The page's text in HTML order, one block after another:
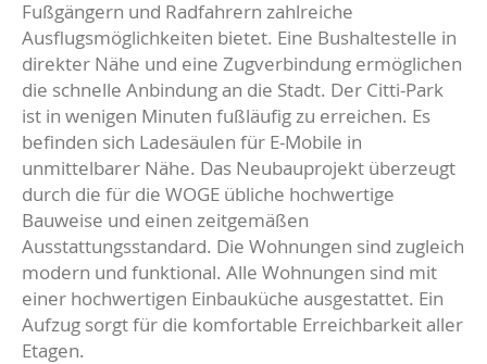
Fußgängern und Radfahrern zahlreiche
Ausflugsmöglichkeiten bietet. Eine Bushaltestelle in
direkter Nähe und eine Zugverbindung ermöglichen
die schnelle Anbindung an die Stadt. Der Citti-Park
ist in wenigen Minuten fußläufig zu erreichen. Es
befinden sich Ladesäulen für E-Mobile in
unmittelbarer Nähe. Das Neubauprojekt überzeugt
durch die für die WOGE übliche hochwertige
Bauweise und einen zeitgemäßen
Ausstattungsstandard. Die Wohnungen sind zugleich
modern und funktional. Alle Wohnungen sind mit
einer hochwertigen Einbauküche ausgestattet. Ein
Aufzug sorgt für die komfortable Erreichbarkeit aller
Etagen.